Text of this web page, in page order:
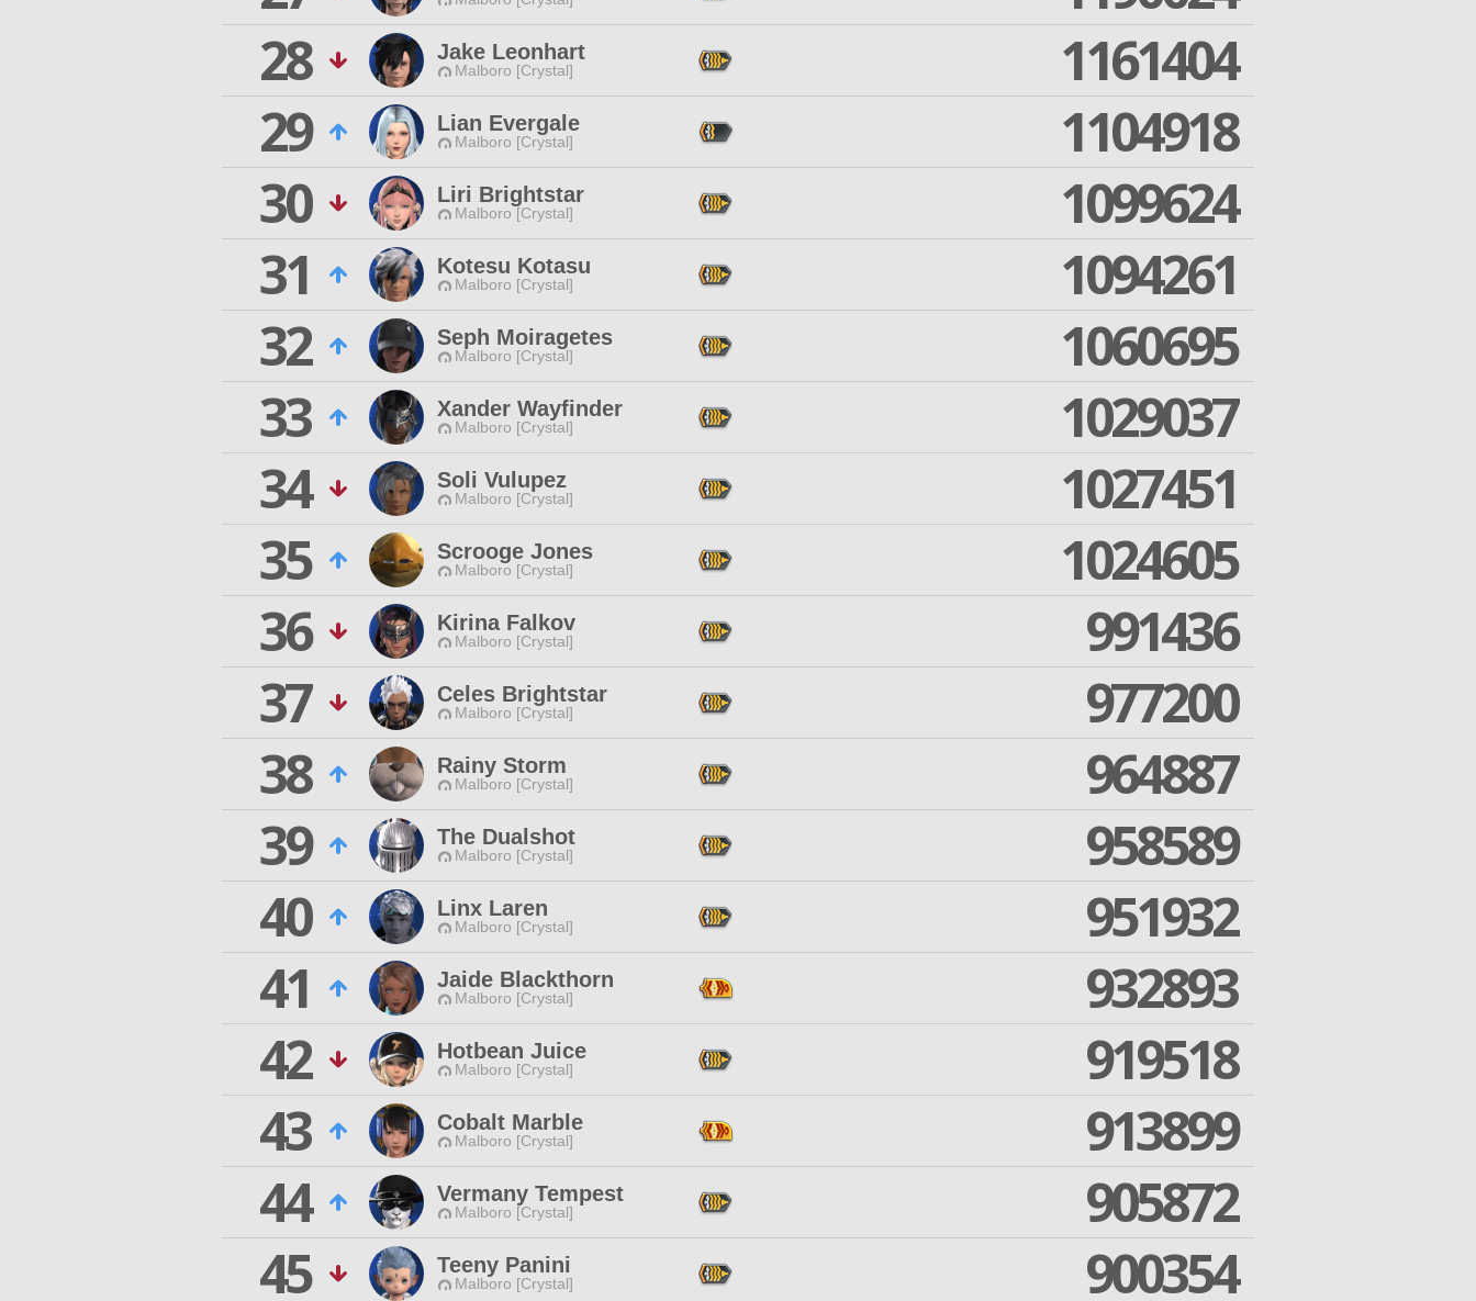
28
Jake Leonhart
Malboro [Crystal]
1161404
29
Lian Evergale
Malboro [Crystal]
1104918
30
Liri Brightstar
Malboro [Crystal]
1099624
31
Kotesu Kotasu
Malboro [Crystal]
1094261
32
Seph Moiragetes
Malboro [Crystal]
1060695
33
Xander Wayfinder
Malboro [Crystal]
1029037
34
Soli Vulupez
Malboro [Crystal]
1027451
35
Scrooge Jones
Malboro [Crystal]
1024605
36
Kirina Falkov
Malboro [Crystal]
991436
37
Celes Brightstar
Malboro [Crystal]
977200
38
Rainy Storm
Malboro [Crystal]
964887
39
The Dualshot
Malboro [Crystal]
958589
40
Linx Laren
Malboro [Crystal]
951932
41
Jaide Blackthorn
Malboro [Crystal]
932893
42
Hotbean Juice
Malboro [Crystal]
919518
43
Cobalt Marble
Malboro [Crystal]
913899
44
Vermany Tempest
Malboro [Crystal]
905872
45
Teeny Panini
Malboro [Crystal] 900354